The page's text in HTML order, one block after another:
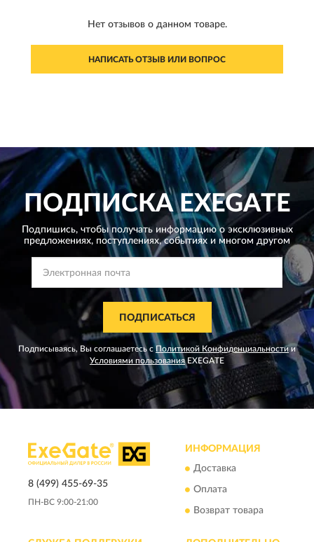
Нет отзывов о данном товаре.
НАПИСАТЬ ОТЗЫВ ИЛИ ВОПРОС
ПОДПИСКАEXEGATE
Подпишись, чтобы получать информацию о эксклюзивных
предложениях, поступлениях, событиях и многом другом
ПОДПИСАТЬСЯ
Подписываясь, Вы соглашаетесь сПолитикой Конфиденциальности и
Условиями пользованияEXEGATE
8 (499) 455-69-35
ПН-ВС 9:00-21:00
ИНФОРМАЦИЯ
Доставка
Оплата
Возврат товара